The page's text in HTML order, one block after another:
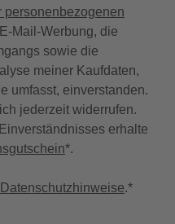
personenbezogenen
Mail-Werbung, die
sowie die
meiner Kaufdaten,
umfasst, einverstanden.
jederzeit widerrufen.
erhalte
*.
Datenschutzhinweise.